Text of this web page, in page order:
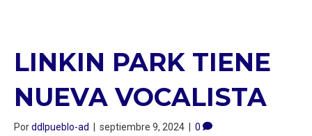
LINKIN PARK TIENE
NUEVA VOCALISTA
Porddlpueblo-ad | septiembre 9, 2024 | 0